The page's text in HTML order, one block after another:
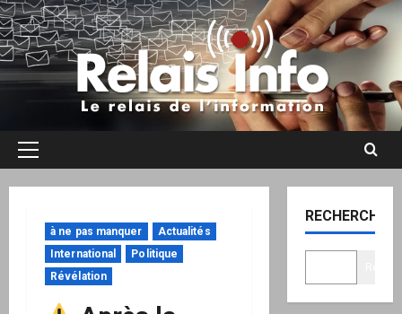
Aller
au
contenu
Menu
à ne pas manquer
Actualités
International
Politique
Révélation
RECHERCHER